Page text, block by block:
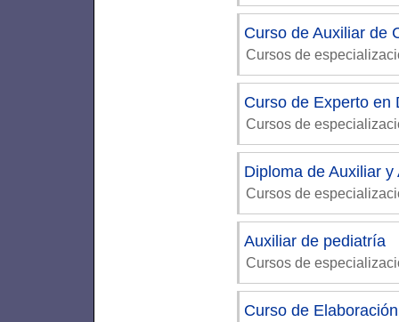
Curso de Auxiliar de
Cursos de
Curso de Experto en
Cursos de
Diploma de Auxiliar
Cursos de
Auxiliar de pediatría
Cursos de
Curso de